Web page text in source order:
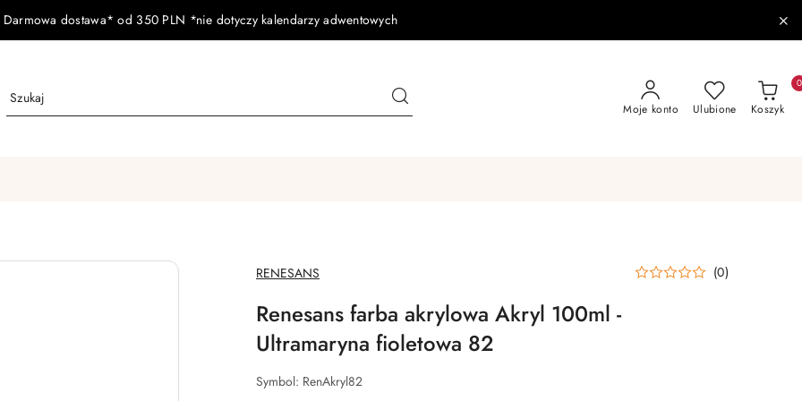
Darmowa dostawa* od 350 PLN *nie dotyczy kalendarzy adwentowych
Moje konto Ulubione Koszyk
0
NAZWA
PRODUCENTA:
RENESANS (0)
Renesans farba akrylowa Akryl 100ml -
Ultramaryna fioletowa 82
Symbol: RenAkryl82